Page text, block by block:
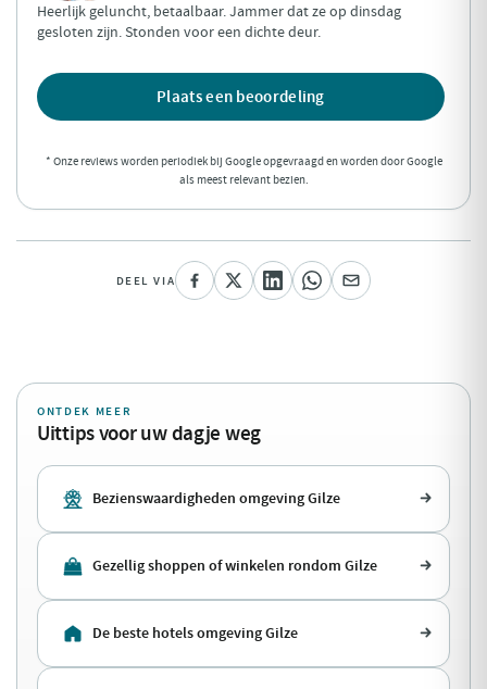
Heerlijk geluncht, betaalbaar. Jammer dat ze op dinsdag
gesloten zijn. Stonden voor een dichte deur.
Plaats een beoordeling
* Onze reviews worden periodiek bij Google opgevraagd en worden door Google
als meest relevant bezien.
DEEL VIA
ONTDEK MEER
Uittips voor uw dagje weg
Bezienswaardigheden omgeving Gilze
Gezellig shoppen of winkelen rondom Gilze
De beste hotels omgeving Gilze